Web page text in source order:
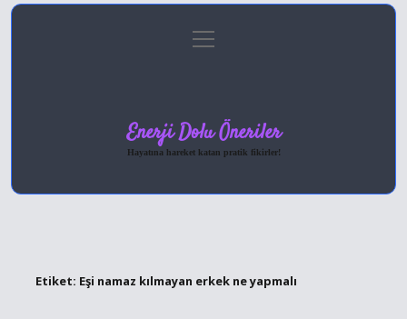
Gizlilik Politikası
menüyü
aç
Enerji Dolu Öneriler
Hayatına hareket katan pratik fikirler!
Etiket: Eşi namaz kılmayan erkek ne yapmalı